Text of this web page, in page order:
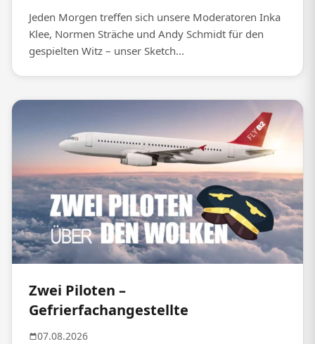
Jeden Morgen treffen sich unsere Moderatoren Inka
Klee, Normen Sträche und Andy Schmidt für den
gespielten Witz – unser Sketch...
Zwei Piloten –
Gefrierfachangestellte
07.08.2026